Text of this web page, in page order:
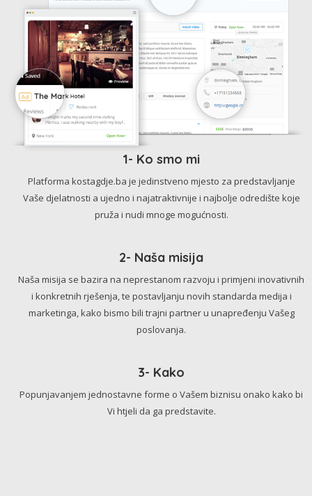
1- Ko smo mi
Platforma kostagdje.ba je jedinstveno mjesto za predstavljanje
Vaše djelatnosti a ujedno i najatraktivnije i najbolje odredište koje
pruža i nudi mnoge mogućnosti.
2- Naša misija
Naša misija se bazira na neprestanom razvoju i primjeni inovativnih
i konkretnih rješenja, te postavljanju novih standarda medija i
marketinga, kako bismo bili trajni partner u unapređenju Vašeg
poslovanja.
3- Kako
Popunjavanjem jednostavne forme o Vašem biznisu onako kako bi
Vi htjeli da ga predstavite.